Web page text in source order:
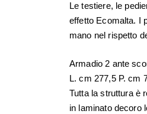
Le testiere, le
effetto Ecomalta. I
mano nel rispetto
Armadio 2 ante
L. cm 277,5 P. cm
Tutta la struttura è
in laminato decoro